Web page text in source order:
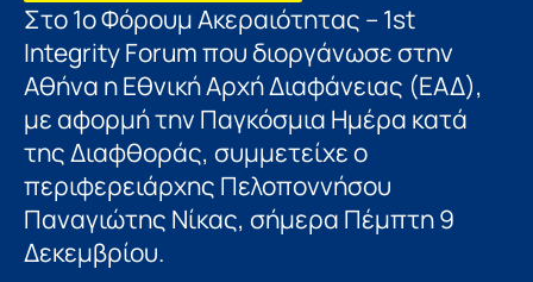
Στο 1ο Φόρουμ Ακεραιότητας – 1st
Integrity Forum που διοργάνωσε στην
Αθήνα η Εθνική Αρχή Διαφάνειας (ΕΑΔ),
με αφορμή την Παγκόσμια Ημέρα κατά
της Διαφθοράς, συμμετείχε ο
περιφερειάρχης Πελοποννήσου
Παναγιώτης Νίκας, σήμερα Πέμπτη 9
Δεκεμβρίου.